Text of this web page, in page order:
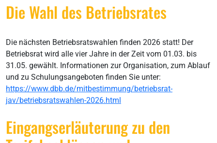
Die Wahl des Betriebsrates
Die nächsten Betriebsratswahlen finden 2026 statt! Der
Betriebsrat wird alle vier Jahre in der Zeit vom 01.03. bis
31.05. gewählt. Informationen zur Organisation, zum Ablauf
und zu Schulungsangeboten finden Sie unter:
https://www.dbb.de/mitbestimmung/betriebsrat-
jav/betriebsratswahlen-2026.html
Eingangserläuterung zu den